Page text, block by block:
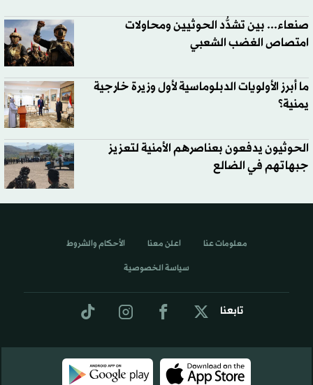
صنعاء... بين تشدُّد الحوثيين ومحاولات
امتصاص الغضب الشعبي
ما أبرز الأولويات الدبلوماسية لأول وزيرة خارجية
يمنية؟
الحوثيون يدفعون بعناصرهم الأمنية لتعزيز
جبهاتهم في الضالع
تابعنا
معلومات عنا اعلن معنا الأحكام والشروط
سياسة الخصوصية